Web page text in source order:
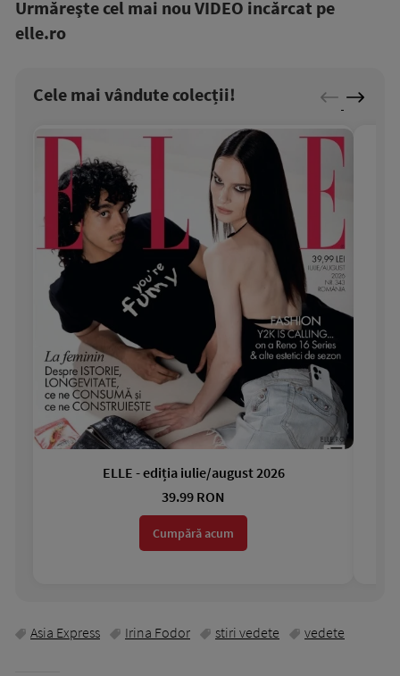
Urmăreşte cel mai nou VIDEO incărcat pe
elle.ro
Cele mai vândute colecții!
ELLE - ediția iulie/august 2026
39.99 RON
Cumpără acum
Asia Express Irina Fodor stiri vedete vedete